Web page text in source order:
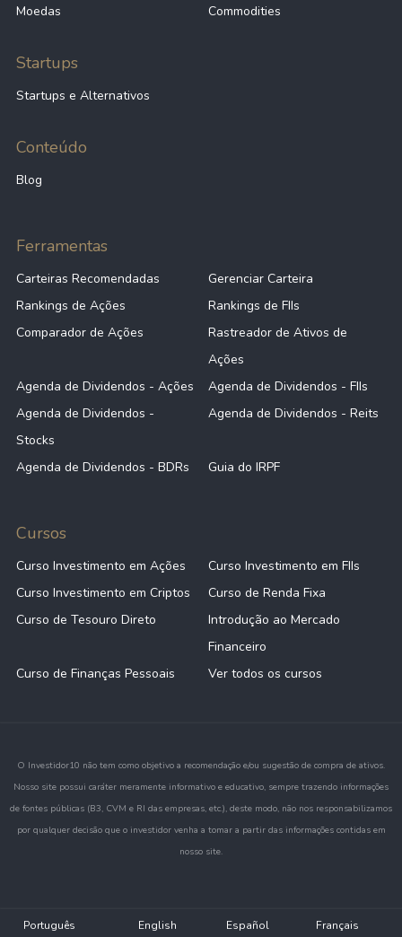
Moedas
Commodities
Startups
Startups e Alternativos
Conteúdo
Blog
Ferramentas
Carteiras Recomendadas
Gerenciar Carteira
Rankings de Ações
Rankings de FIIs
Comparador de Ações
Rastreador de Ativos de
Ações
Agenda de Dividendos - Ações
Agenda de Dividendos - FIIs
Agenda de Dividendos -
Stocks
Agenda de Dividendos - Reits
Agenda de Dividendos - BDRs Guia do IRPF
Cursos
Curso Investimento em Ações
Curso Investimento em FIIs
Curso Investimento em Criptos
Curso de Renda Fixa
Curso de Tesouro Direto
Introdução ao Mercado
Financeiro
Curso de Finanças Pessoais
Ver todos os cursos
O Investidor10 não tem como objetivo a recomendação e/ou sugestão de compra de ativos.
Nosso site possui caráter meramente informativo e educativo, sempre trazendo informações
de fontes públicas (B3, CVM e RI das empresas, etc.), deste modo, não nos responsabilizamos
por qualquer decisão que o investidor venha a tomar a partir das informações contidas em
nosso site.
Português
English
Español
Français